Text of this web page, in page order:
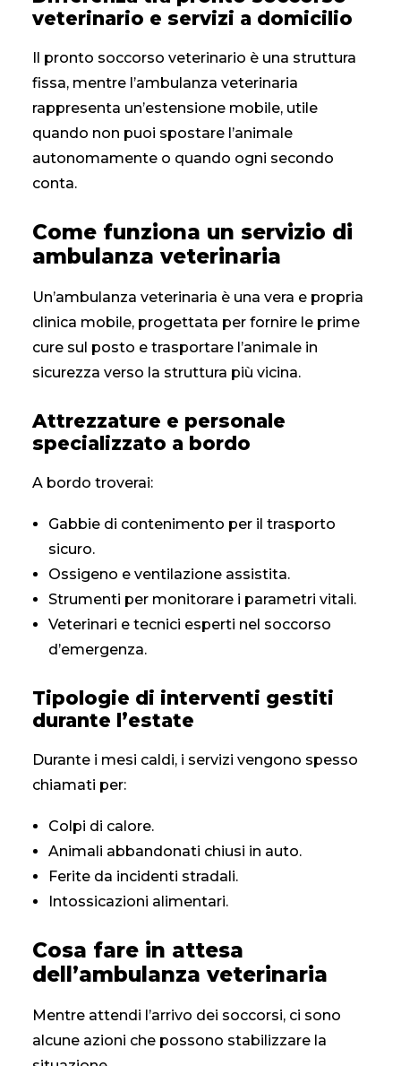
veterinario e servizi a domicilio
Il pronto soccorso veterinario è una struttura
fissa, mentre l’ambulanza veterinaria
rappresenta un’estensione mobile, utile
quando non puoi spostare l’animale
autonomamente o quando ogni secondo
conta.
Come funziona un servizio di
ambulanza veterinaria
Un’ambulanza veterinaria è una vera e propria
clinica mobile, progettata per fornire le prime
cure sul posto e trasportare l’animale in
sicurezza verso la struttura più vicina.
Attrezzature e personale
specializzato a bordo
A bordo troverai:
Gabbie di contenimento per il trasporto
sicuro.
Ossigeno e ventilazione assistita.
Strumenti per monitorare i parametri vitali.
Veterinari e tecnici esperti nel soccorso
d’emergenza.
Tipologie di interventi gestiti
durante l’estate
Durante i mesi caldi, i servizi vengono spesso
chiamati per:
Colpi di calore.
Animali abbandonati chiusi in auto.
Ferite da incidenti stradali.
Intossicazioni alimentari.
Cosa fare in attesa
dell’ambulanza veterinaria
Mentre attendi l’arrivo dei soccorsi, ci sono
alcune azioni che possono stabilizzare la